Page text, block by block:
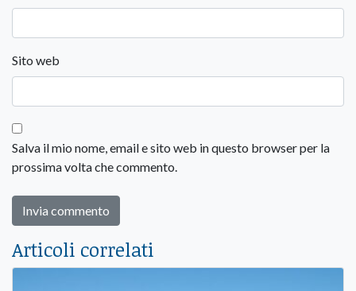
Sito web
Salva il mio nome, email e sito web in questo browser per la
prossima volta che commento.
Articoli correlati